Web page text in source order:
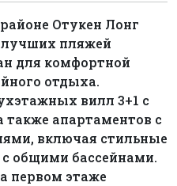
Отукен Лонг
лучших пляжей
для комфортной
отдыха.
вилл 3+1 с
апартаментов с
включая стильные
общими бассейнами.
первом этаже